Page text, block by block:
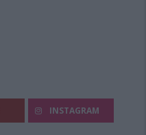
INSTAGRAM